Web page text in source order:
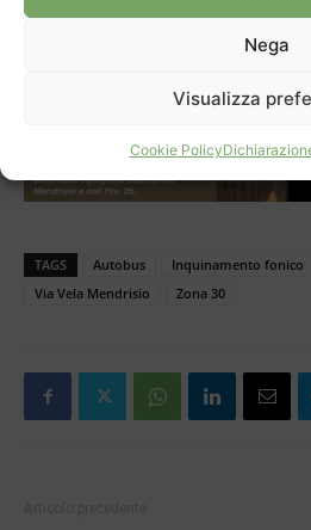
Nega
Visualizza
Cookie Policy
Una strada orientata
in un’autostrada per autobus: è
TAGS Autobus Inquinamento fonico
Via Vela Mendrisio
Zona 30